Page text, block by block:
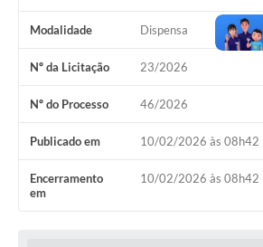
Serviços e Informações Online
Licitações
Secretarias de Júlio de Castilhos
Coronavírus
Certidão Negativa
Alvará
Modalidade Dispensa
Nº da Licitação 23/2026
Nº do Processo 46/2026
Publicado em 10/02/2026 às 08h42
Encerramento
em
10/02/2026 às 08h42